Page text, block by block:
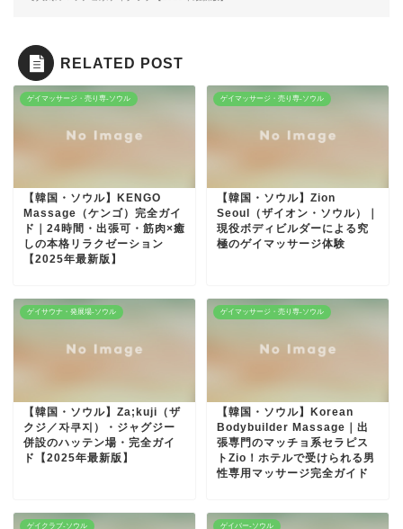
RELATED POST
ゲイマッサージ・売り専-ソウル
【韓国・ソウル】KENGO
Massage（ケンゴ）完全ガイ
ド｜24時間・出張可・筋肉×癒
しの本格リラクゼーション
【2025年最新版】
ゲイマッサージ・売り専-ソウル
【韓国・ソウル】Zion
Seoul（ザイオン・ソウル）｜
現役ボディビルダーによる究
極のゲイマッサージ体験
ゲイサウナ・発展場-ソウル
【韓国・ソウル】Za;kuji（ザ
クジ／자쿠지）・ジャグジー
併設のハッテン場・完全ガイ
ド【2025年最新版】
ゲイマッサージ・売り専-ソウル
【韓国・ソウル】Korean
Bodybuilder Massage｜出
張専門のマッチョ系セラピス
トZio！ホテルで受けられる男
性専用マッサージ完全ガイド
ゲイクラブ-ソウル ゲイバー-ソウル